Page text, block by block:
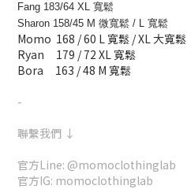
Fang 183/64 XL 寬鬆
Sharon 158/45 M 微寬鬆 / L 寬鬆
Momo 168 / 60 L 寬鬆 / XL 大寬鬆
Ryan 179 / 72 XL 寬鬆
Bora 163 / 48 M 寬鬆
-
聯繫我們 ↓
官方Line: @momoclothinglab
官方IG: momoclothinglab